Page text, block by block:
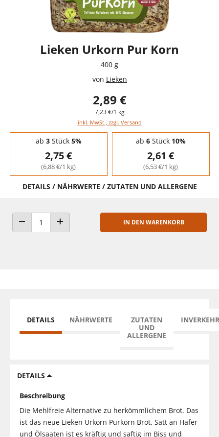
Lieken Urkorn Pur Korn
400 g
von Lieken
2,89 €
7,23 €/1 kg
inkl. MwSt., zzgl. Versand
Staffelpreise - Mengenrabatt
ab 3Stück 5%
2,75 €
(6,88 €/1 kg)
ab 6Stück 10%
2,61 €
(6,53 €/1 kg)
DETAILS / NÄHRWERTE / ZUTATEN UND ALLERGENE
ANZAHL VERRINGERNANZAHL ERHÖHEN
IN DEN WARENKORB
DETAILS NÄHRWERTE
ZUTATEN
UND
ALLERGENE
DETAILS
Beschreibung
Die Mehlfreie Alternative zu herkömmlichem Brot. Das
ist das neue Lieken Urkorn Purkorn Brot. Satt an Hafer
und Ölsaaten ist es kräftig und saftig im Biss und